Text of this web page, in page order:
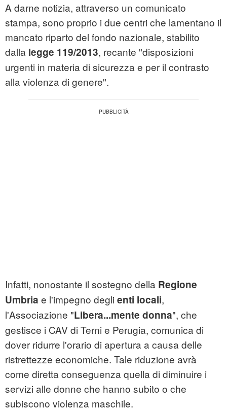
A darne notizia, attraverso un comunicato
stampa, sono proprio i due centri che lamentano il
mancato riparto del fondo nazionale, stabilito
dalla legge 119/2013, recante "disposizioni
urgenti in materia di sicurezza e per il contrasto
alla violenza di genere".
Infatti, nonostante il sostegno della Regione
Umbria e l'impegno degli enti locali,
l'Associazione "Libera...mente donna", che
gestisce i CAV di Terni e Perugia, comunica di
dover ridurre l'orario di apertura a causa delle
ristrettezze economiche. Tale riduzione avrà
come diretta conseguenza quella di diminuire i
servizi alle donne che hanno subito o che
subiscono violenza maschile.